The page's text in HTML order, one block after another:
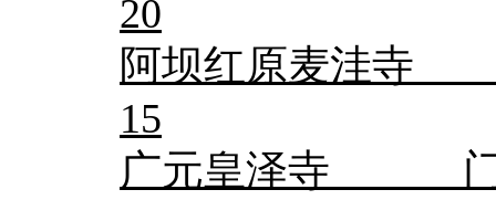
20
阿坝红原麦洼
15
广元皇泽寺 门